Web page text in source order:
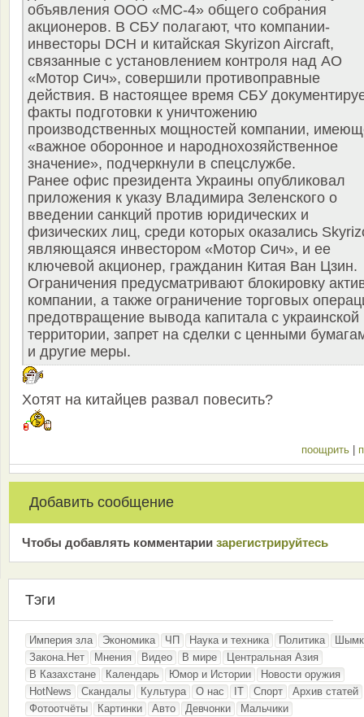
объявления ООО «МС-4» общего собрания
акционеров. В СБУ полагают, что компании-
инвесторы DCH и китайская Skyrizon Aircraft,
связанные с установлением контроля над АО
«Мотор Сич», совершили противоправные
действия. В настоящее время СБУ
факты подготовки к уничтожению
производственных мощностей компании,
«важное оборонное и народнохозяйственное
значение», подчеркнули в спецслужбе.
Ранее офис президента Украины опубликовал
приложения к указу Владимира Зеленского о
введении санкций против юридических и
физических лиц, среди которых оказались
являющаяся инвестором «Мотор Сич», и ее
ключевой акционер, гражданин Китая Ван Цзин.
Ограничения предусматривают блокировку
компании, а также ограничение торговых
предотвращение вывода капитала с украинской
территории, запрет на сделки с ценными
и другие меры.
Хотят на китайцев развал повесить?
поощрить
Добавить сообщение
Чтобы добавлять комментарии зарeгиcтрирyйтeсь
Тэги
Империя зла Экономика ЧП Наука и техника Политика
Закона.Нет
Мнения Видео В мире
Центральная Азия
В Казахстане
Календарь Юмор и Истории
Новости оружия
HotNews
Скандалы Культура О нас IT Спорт
Архив статей
Фотоотчёты
Картинки Авто Девчонки
Мальчики